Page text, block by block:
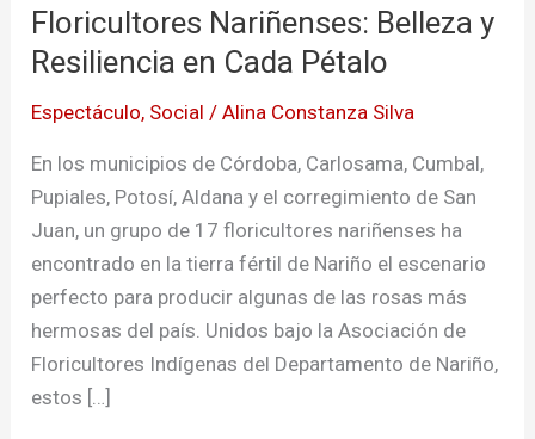
Floricultores Nariñenses: Belleza y
Resiliencia en Cada Pétalo
Espectáculo, Social /Alina Constanza Silva
En los municipios de Córdoba, Carlosama, Cumbal,
Pupiales, Potosí, Aldana y el corregimiento de San
Juan, un grupo de 17 floricultores nariñenses ha
encontrado en la tierra fértil de Nariño el escenario
perfecto para producir algunas de las rosas más
hermosas del país. Unidos bajo la Asociación de
Floricultores Indígenas del Departamento de Nariño,
estos […]
Belleza
y
en
Cada
Pétalo